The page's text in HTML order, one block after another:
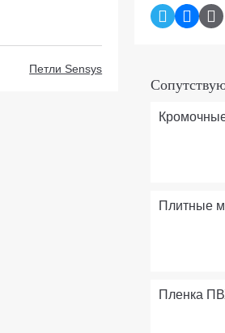
Плитные
Пленка
Петли Sensys